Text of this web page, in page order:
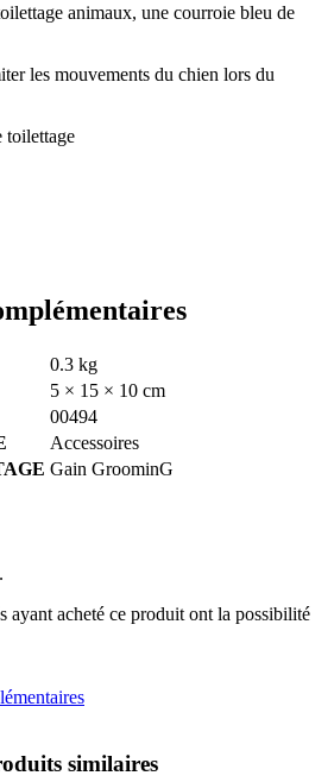
animaux, une courroie bleu de
les mouvements du chien lors du
toilettage
0.3 kg
5 × 15 × 10 cm
00494
Accessoires
Gain GroominG
ayant acheté ce produit ont la possibilité
similaires